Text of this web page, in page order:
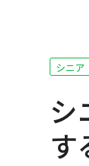
シニア
シ
す